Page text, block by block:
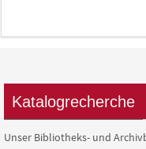
Katalogrecherche
Unser Bibliotheks- und